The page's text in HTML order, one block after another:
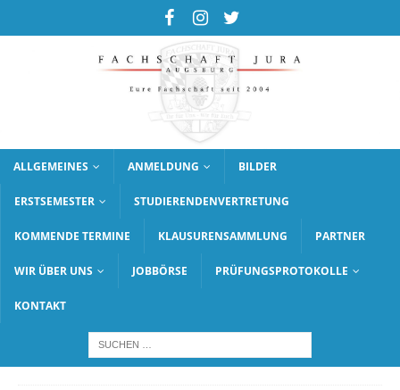
ALLGEMEINES ANMELDUNG BILDER
ERSTSEMESTER STUDIERENDENVERTRETUNG
KOMMENDE TERMINE KLAUSURENSAMMLUNG PARTNER
WIR ÜBER UNS JOBBÖRSE PRÜFUNGSPROTOKOLLE
KONTAKT